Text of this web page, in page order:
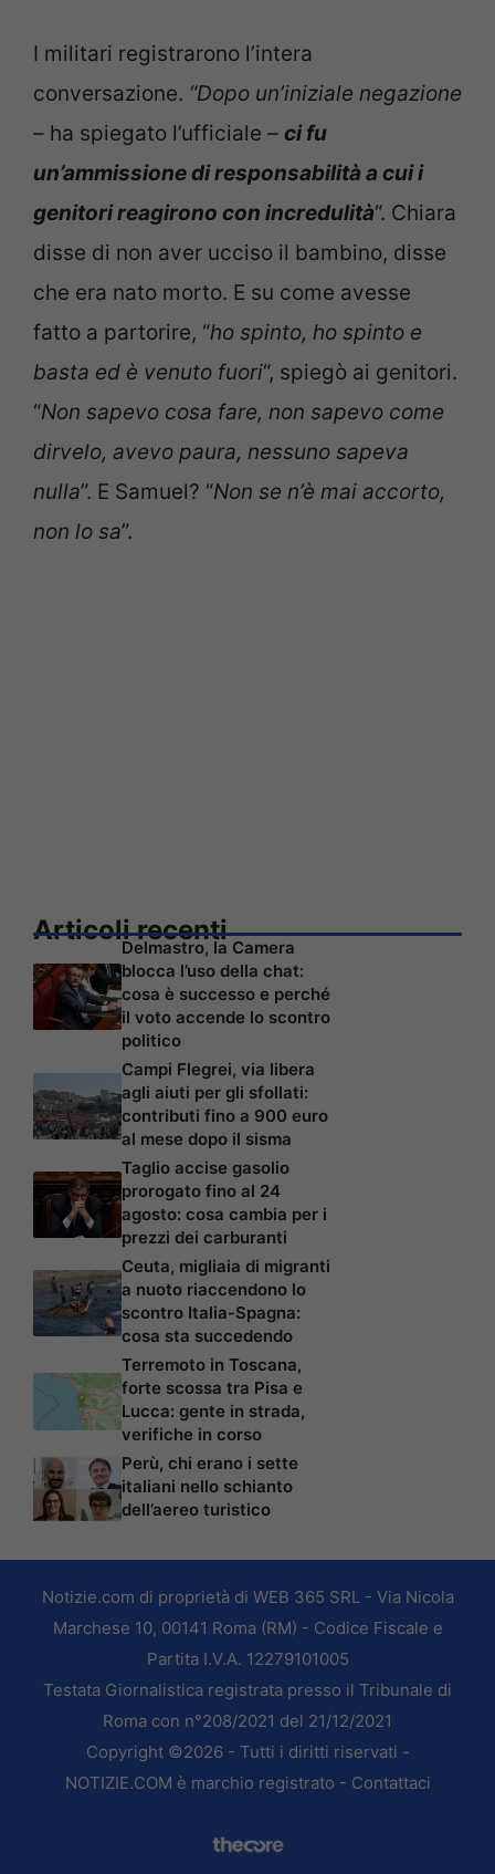
I militari registrarono l’intera
conversazione. “Dopo un’iniziale negazione
– ha spiegato l’ufficiale – ci fu
un’ammissione di responsabilità a cui i
genitori reagirono con incredulità“. Chiara
disse di non aver ucciso il bambino, disse
che era nato morto. E su come avesse
fatto a partorire, “ho spinto, ho spinto e
basta ed è venuto fuori“, spiegò ai genitori.
“Non sapevo cosa fare, non sapevo come
dirvelo, avevo paura, nessuno sapeva
nulla”. E Samuel? “Non se n’è mai accorto,
non lo sa”.
Articoli recenti
Delmastro, la Camera
blocca l’uso della chat:
cosa è successo e perché
il voto accende lo scontro
politico
Campi Flegrei, via libera
agli aiuti per gli sfollati:
contributi fino a 900 euro
al mese dopo il sisma
Taglio accise gasolio
prorogato fino al 24
agosto: cosa cambia per i
prezzi dei carburanti
Ceuta, migliaia di migranti
a nuoto riaccendono lo
scontro Italia-Spagna:
cosa sta succedendo
Terremoto in Toscana,
forte scossa tra Pisa e
Lucca: gente in strada,
verifiche in corso
Perù, chi erano i sette
italiani nello schianto
dell’aereo turistico
Notizie.com di proprietà di WEB 365 SRL - Via Nicola
Marchese 10, 00141 Roma (RM) - Codice Fiscale e
Partita I.V.A. 12279101005
Testata Giornalistica registrata presso il Tribunale di
Roma con n°208/2021 del 21/12/2021
Copyright ©2026 - Tutti i diritti riservati -
NOTIZIE.COM è marchio registrato - Contattaci